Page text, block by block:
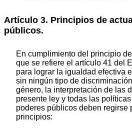
Artículo 3. Principios de
públicos.
En cumplimiento del principio
que se refiere el artículo 41 del
para lograr la igualdad efectiva
sin ningún tipo de
género, la interpretación de las
presente ley y todas las
poderes públicos deben regirse
principios: